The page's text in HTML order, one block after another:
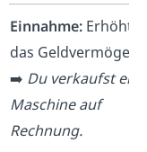
Einnahme:Erhöht
das Geldvermögen.
➡️ Du verkaufst eine
Maschine auf
Rechnung.